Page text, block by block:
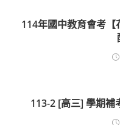
114年國中教育會考
113-2 [高三] 學期補